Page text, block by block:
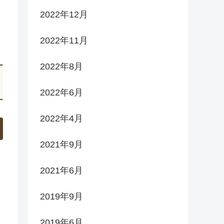
2022年12月
2022年11月
2022年8月
2022年6月
2022年4月
2021年9月
2021年6月
2019年9月